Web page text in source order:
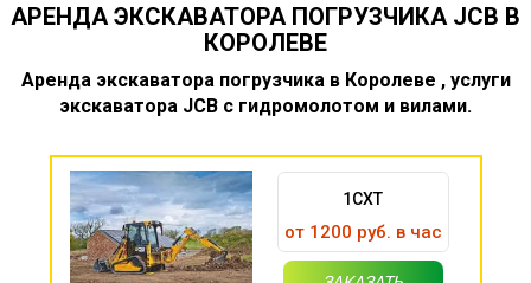
АРЕНДА ЭКСКАВАТОРА ПОГРУЗЧИКА JCB В
КОРОЛЕВЕ
Аренда экскаватора погрузчика в Королеве , услуги
экскаватора JCB с гидромолотом и вилами.
1CXT
от 1200 руб. в час